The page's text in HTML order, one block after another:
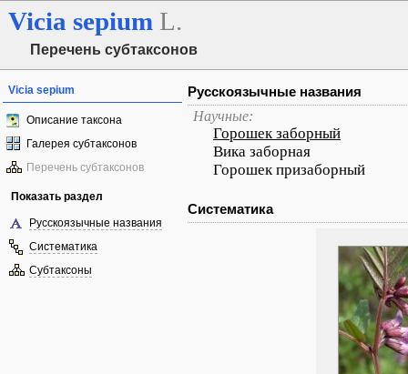
Vicia sepium L.
Перечень субтаксонов
Vicia sepium
Описание таксона
Галерея субтаксонов
Перечень субтаксонов
Показать раздел
Русскоязычные названия
Систематика
Субтаксоны
Русскоязычные названия
Научные:
Горошек заборный
Вика заборная
Горошек призаборный
Систематика